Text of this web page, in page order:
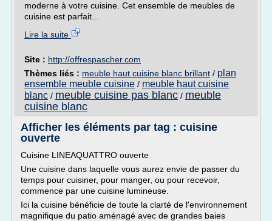
moderne à votre cuisine. Cet ensemble de meubles de
cuisine est parfait...
Lire la suite
Site : http://offrespascher.com
Thèmes liés : meuble haut cuisine blanc brillant / plan
ensemble meuble cuisine / meuble haut cuisine
blanc / meuble cuisine pas blanc / meuble
cuisine blanc
Afficher les éléments par tag : cuisine
ouverte
Cuisine LINEAQUATTRO ouverte
Une cuisine dans laquelle vous aurez envie de passer du
temps pour cuisiner, pour manger, ou pour recevoir,
commence par une cuisine lumineuse.
Ici la cuisine bénéficie de toute la clarté de l'environnement
magnifique du patio aménagé avec de grandes baies